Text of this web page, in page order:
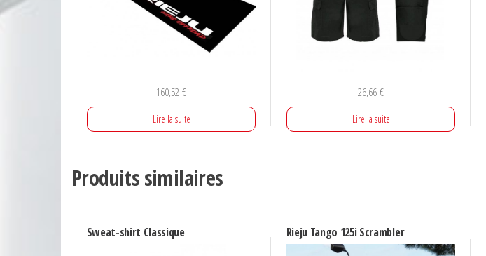
160,52 €
Lire la suite
26,66€
Lire la suite
Produits similaires
Sweat-shirt Classique Rieju Tango 125i Scrambler